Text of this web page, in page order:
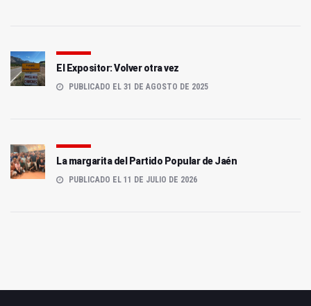
El Expositor: Volver otra vez
PUBLICADO EL 31 DE AGOSTO DE 2025
La margarita del Partido Popular de Jaén
PUBLICADO EL 11 DE JULIO DE 2026